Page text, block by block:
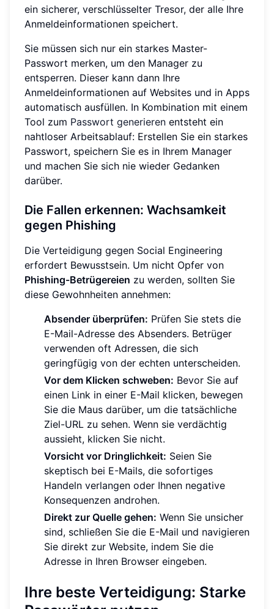
ein sicherer, verschlüsselter Tresor, der alle Ihre
Anmeldeinformationen speichert.
Sie müssen sich nur ein starkes Master-
Passwort merken, um den Manager zu
entsperren. Dieser kann dann Ihre
Anmeldeinformationen auf Websites und in Apps
automatisch ausfüllen. In Kombination mit einem
Tool zum Passwort generieren entsteht ein
nahtloser Arbeitsablauf: Erstellen Sie ein starkes
Passwort, speichern Sie es in Ihrem Manager
und machen Sie sich nie wieder Gedanken
darüber.
Die Fallen erkennen: Wachsamkeit
gegen Phishing
Die Verteidigung gegen Social Engineering
erfordert Bewusstsein. Um nicht Opfer von
Phishing-Betrügereien zu werden, sollten Sie
diese Gewohnheiten annehmen:
Absender überprüfen: Prüfen Sie stets die
E-Mail-Adresse des Absenders. Betrüger
verwenden oft Adressen, die sich
geringfügig von der echten unterscheiden.
Vor dem Klicken schweben: Bevor Sie auf
einen Link in einer E-Mail klicken, bewegen
Sie die Maus darüber, um die tatsächliche
Ziel-URL zu sehen. Wenn sie verdächtig
aussieht, klicken Sie nicht.
Vorsicht vor Dringlichkeit: Seien Sie
skeptisch bei E-Mails, die sofortiges
Handeln verlangen oder Ihnen negative
Konsequenzen androhen.
Direkt zur Quelle gehen: Wenn Sie unsicher
sind, schließen Sie die E-Mail und navigieren
Sie direkt zur Website, indem Sie die
Adresse in Ihren Browser eingeben.
Ihre beste Verteidigung: Starke